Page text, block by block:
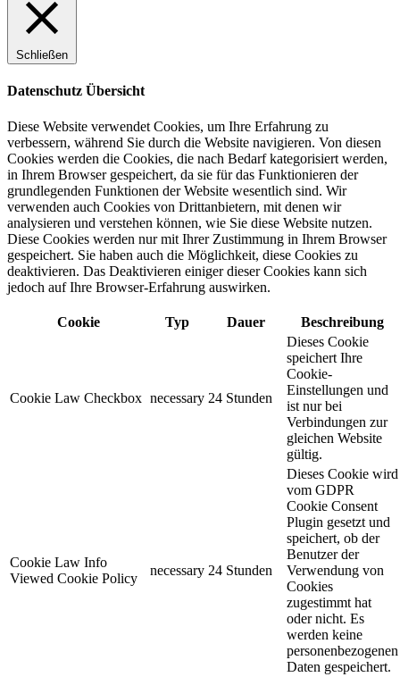
Schließen
Datenschutz Übersicht
Diese Website verwendet Cookies, um Ihre Erfahrung zu
verbessern, während Sie durch die Website navigieren. Von diesen
Cookies werden die Cookies, die nach Bedarf kategorisiert werden,
in Ihrem Browser gespeichert, da sie für das Funktionieren der
grundlegenden Funktionen der Website wesentlich sind. Wir
verwenden auch Cookies von Drittanbietern, mit denen wir
analysieren und verstehen können, wie Sie diese Website nutzen.
Diese Cookies werden nur mit Ihrer Zustimmung in Ihrem Browser
gespeichert. Sie haben auch die Möglichkeit, diese Cookies zu
deaktivieren. Das Deaktivieren einiger dieser Cookies kann sich
jedoch auf Ihre Browser-Erfahrung auswirken.
Cookie Typ Dauer Beschreibung
Cookie Law Checkbox necessary 24 Stunden
Dieses Cookie
speichert Ihre
Cookie-
Einstellungen und
ist nur bei
Verbindungen zur
gleichen Website
gültig.
Cookie Law Info
Viewed Cookie Policy
necessary 24 Stunden
Dieses Cookie wird
vom GDPR
Cookie Consent
Plugin gesetzt und
speichert, ob der
Benutzer der
Verwendung von
Cookies
zugestimmt hat
oder nicht. Es
werden keine
personenbezogenen
Daten gespeichert.